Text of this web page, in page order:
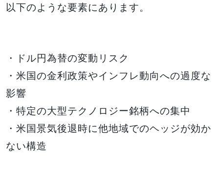
以下のような要素にあります。
・ドル円為替の変動リスク
・米国の金利政策やインフレ動向への過度な
影響
・特定の大型テクノロジー銘柄への集中
・米国景気後退時に他地域でのヘッジが効か
ない構造